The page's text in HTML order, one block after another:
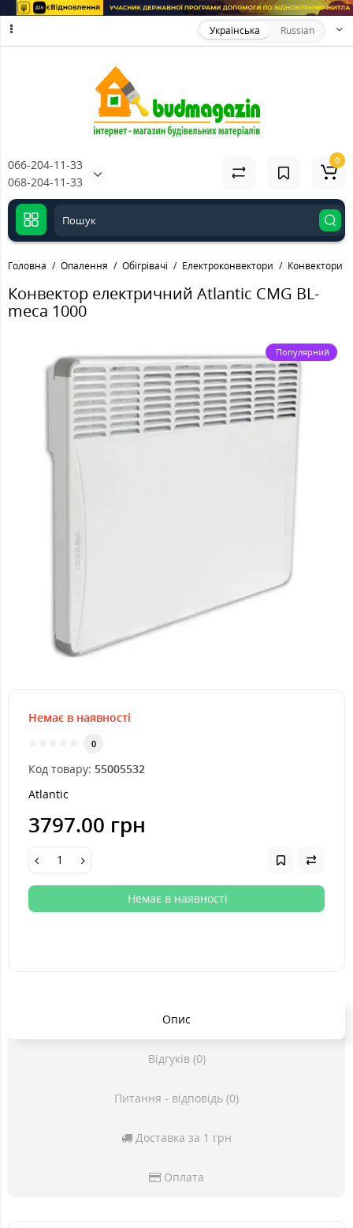
Українська Russian
066-204-11-33
068-204-11-33
0
Головна Опалення Обігрівачі Електроконвектори Конвектори
Конвектор електричний Atlantic CMG BL-
meca 1000
Популярний
Немає в наявності
0
Код товару: 55005532
Atlantic
3797.00 грн
Немає в наявності
Опис
Відгуків (0)
Питання - відповідь (0)
Доставка за 1 грн
Оплата